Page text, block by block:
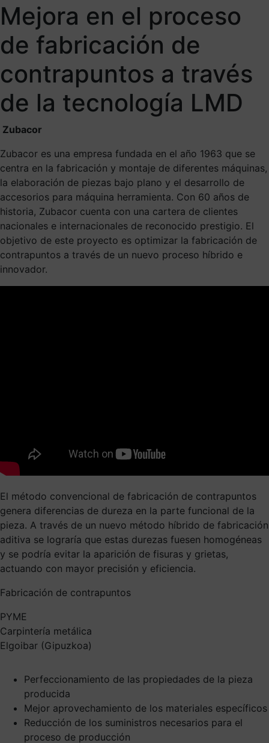
Mejora en el proceso
de fabricación de
contrapuntos a través
de la tecnología LMD
Zubacor
Zubacor es una empresa fundada en el año 1963 que se
centra en la fabricación y montaje de diferentes máquinas,
la elaboración de piezas bajo plano y el desarrollo de
accesorios para máquina herramienta. Con 60 años de
historia, Zubacor cuenta con una cartera de clientes
nacionales e internacionales de reconocido prestigio. El
objetivo de este proyecto es optimizar la fabricación de
contrapuntos a través de un nuevo proceso híbrido e
innovador.
El método convencional de fabricación de contrapuntos
genera diferencias de dureza en la parte funcional de la
pieza. A través de un nuevo método híbrido de fabricación
aditiva se lograría que estas durezas fuesen homogéneas
y se podría evitar la aparición de fisuras y grietas,
actuando con mayor precisión y eficiencia.
Fabricación de contrapuntos
PYME
Carpintería metálica
Elgoibar (Gipuzkoa)
Perfeccionamiento de las propiedades de la pieza
producida
Mejor aprovechamiento de los materiales específicos
Reducción de los suministros necesarios para el
proceso de producción